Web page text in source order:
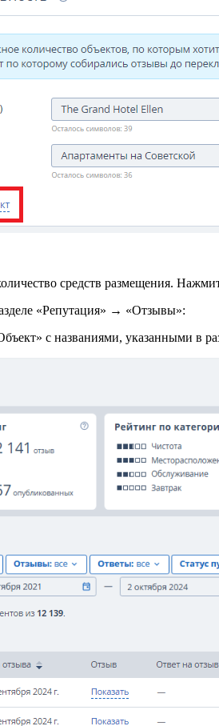
средств размещения.
«Репутация» → «Отзывы»:
с названиями, указанными в